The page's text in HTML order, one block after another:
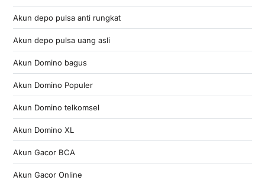
Akun depo pulsa anti rungkat
Akun depo pulsa uang asli
Akun Domino bagus
Akun Domino Populer
Akun Domino telkomsel
Akun Domino XL
Akun Gacor BCA
Akun Gacor Online